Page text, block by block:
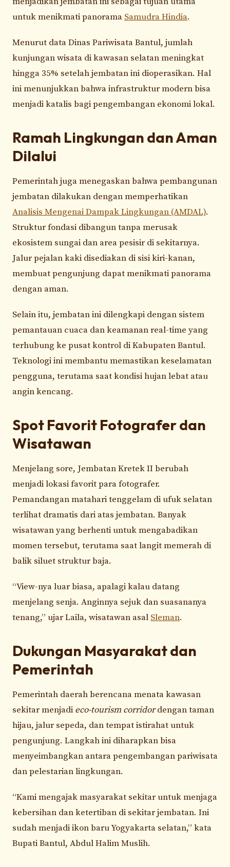
untuk menikmati panorama Samudra Hindia.
Menurut data Dinas Pariwisata Bantul, jumlah
kunjungan wisata di kawasan selatan meningkat
hingga 35% setelah jembatan ini dioperasikan. Hal
ini menunjukkan bahwa infrastruktur modern bisa
menjadi katalis bagi pengembangan ekonomi lokal.
Ramah Lingkungan dan Aman
Dilalui
Pemerintah juga menegaskan bahwa pembangunan
jembatan dilakukan dengan memperhatikan
Analisis Mengenai Dampak Lingkungan (AMDAL).
Struktur fondasi dibangun tanpa merusak
ekosistem sungai dan area pesisir di sekitarnya.
Jalur pejalan kaki disediakan di sisi kiri-kanan,
membuat pengunjung dapat menikmati panorama
dengan aman.
Selain itu, jembatan ini dilengkapi dengan sistem
pemantauan cuaca dan keamanan real-time yang
terhubung ke pusat kontrol di Kabupaten Bantul.
Teknologi ini membantu memastikan keselamatan
pengguna, terutama saat kondisi hujan lebat atau
angin kencang.
Spot Favorit Fotografer dan
Wisatawan
Menjelang sore, Jembatan Kretek II berubah
menjadi lokasi favorit para fotografer.
Pemandangan matahari tenggelam di ufuk selatan
terlihat dramatis dari atas jembatan. Banyak
wisatawan yang berhenti untuk mengabadikan
momen tersebut, terutama saat langit memerah di
balik siluet struktur baja.
“View-nya luar biasa, apalagi kalau datang
menjelang senja. Anginnya sejuk dan suasananya
tenang,” ujar Laila, wisatawan asal Sleman.
Dukungan Masyarakat dan
Pemerintah
Pemerintah daerah berencana menata kawasan
sekitar menjadi eco-tourism corridordengan taman
hijau, jalur sepeda, dan tempat istirahat untuk
pengunjung. Langkah ini diharapkan bisa
menyeimbangkan antara pengembangan pariwisata
dan pelestarian lingkungan.
“Kami mengajak masyarakat sekitar untuk menjaga
kebersihan dan ketertiban di sekitar jembatan. Ini
sudah menjadi ikon baru Yogyakarta selatan,” kata
Bupati Bantul, Abdul Halim Muslih.